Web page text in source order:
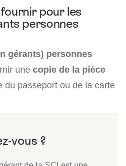
pour les
personnes
gérants) personnes
une copie de la pièce
du passeport ou de la carte